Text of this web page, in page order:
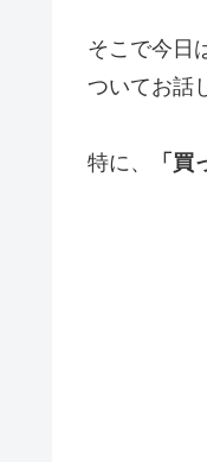
そこで今日
ついてお話
特に、 「